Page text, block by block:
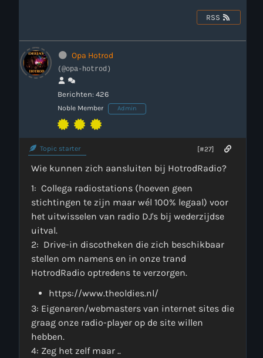
Verzoekjes
Contact
HotrodRadio – Contact
WAAR LUISTER JE NU NAAR
RSS
Opa Hotrod
(@opa-hotrod)
Berichten: 426
Noble Member Admin
Topic starter [#27]
Wie kunnen zich aansluiten bij HotrodRadio?
1: Collega radiostations (hoeven geen
stichtingen te zijn maar wél 100% legaal) voor
het uitwisselen van radio DJ's bij wederzijdse
uitval.
2: Drive-in discotheken die zich beschikbaar
stellen om namens en in onze trand
HotrodRadio optredens te verzorgen.
https://www.theoldies.nl/
3: Eigenaren/webmasters van internet sites die
graag onze radio-player op de site willen
hebben.
4: Zeg het zelf maar ..